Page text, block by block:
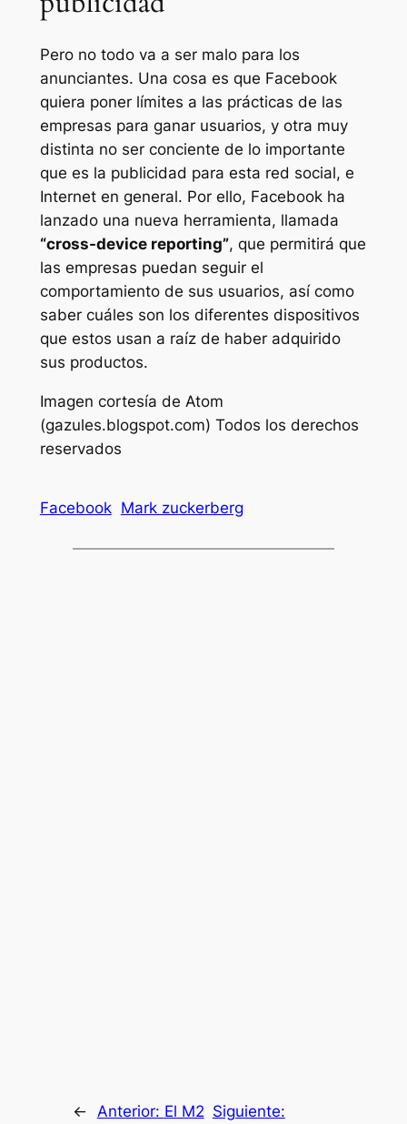
Pero no todo va a ser malo para los
anunciantes. Una cosa es que Facebook
quiera poner límites a las prácticas de las
empresas para ganar usuarios, y otra muy
distinta no ser conciente de lo importante
que es la publicidad para esta red social, e
Internet en general. Por ello, Facebook ha
lanzado una nueva herramienta, llamada
“cross-device reporting”, que permitirá que
las empresas puedan seguir el
comportamiento de sus usuarios, así como
saber cuáles son los diferentes dispositivos
que estos usan a raíz de haber adquirido
sus productos.
Imagen cortesía de Atom
(gazules.blogspot.com) Todos los derechos
reservados
Facebook Mark zuckerberg
← Anterior: El M2 Siguiente: